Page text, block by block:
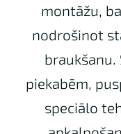
montāžu,
nodrošinot
braukšanu.
piekabēm,
speciālo